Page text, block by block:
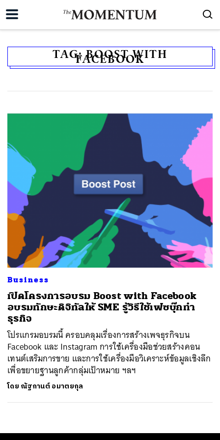
TAG:BOOST WITH
FACEBOOK
Business
เปิดโครงการอบรม Boost with Facebook
อบรมทักษะดิจิทัลให้ SME รู้วิธีใช้เฟซบุ๊กทำ
ธุรกิจ
โปรแกรมอบรมนี้ ครอบคลุมเรื่องการสร้างเพจธุรกิจบน
Facebook และ Instagram การใช้เครื่องมือช่วยสร้างคอน
เทนต์เสริมการขาย และการใช้เครื่องมือวิเคราะห์ข้อมูลเชิงลึก
เพื่อขยายฐานลูกค้ากลุ่มเป้าหมาย ฯลฯ
โดย ณัฐกานต์ อมาตยกุล
SHARE TWEET LINE EMAIL